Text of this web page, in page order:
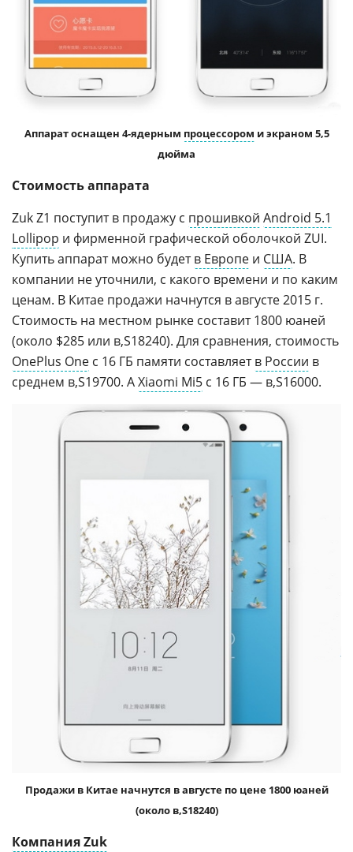
Аппарат оснащен 4-ядерным процессором и экраном 5,5
дюйма
Стоимость аппарата
Zuk Z1 поступит в продажу с прошивкой Android 5.1
Lollipop и фирменной графической оболочкой ZUI.
Купить аппарат можно будетв Европе и США. В
компании не уточнили, с какого времени и по каким
ценам. В Китае продажи начнутся в августе 2015 г.
Стоимость на местном рынке составит 1800 юаней
(около $285 или
18240). Для сравнения, стоимость
OnePlus One с 16 ГБ памяти составляетв России в
среднем
19700. АXiaomi Mi5 с 16 ГБ — 16000.
Продажи в Китае начнутся в августе по цене 1800 юаней
(около
18240)
Компания Zuk